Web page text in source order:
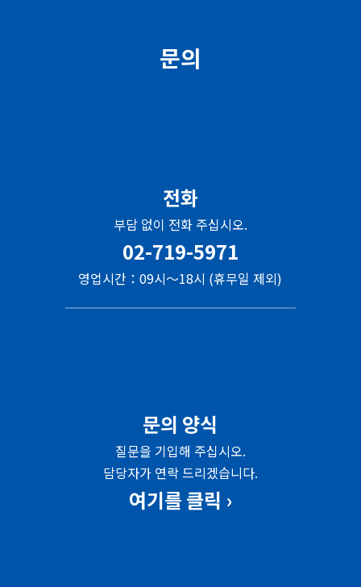
문의
전화
부담 없이 전화 주십시오.
02-719-5971
영업시간：09시～18시 (휴무일 제외)
문의 양식
질문을 기입해 주십시오.
담당자가 연락 드리겠습니다.
여기를 클릭 ›